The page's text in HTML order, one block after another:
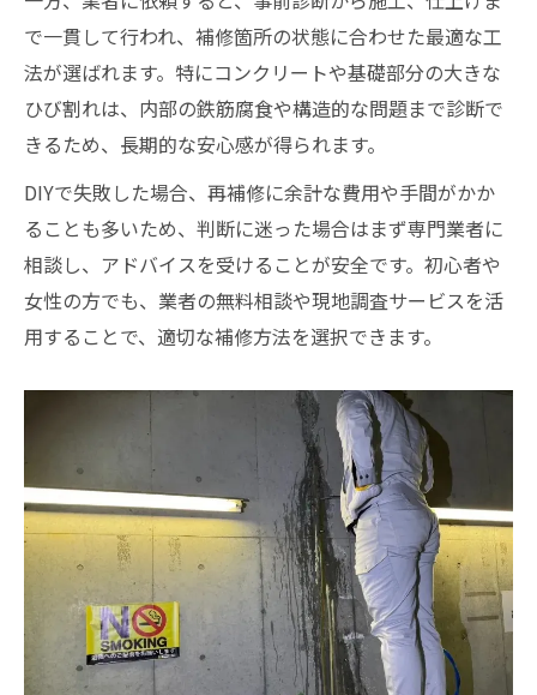
で一貫して行われ、補修箇所の状態に合わせた最適な工
法が選ばれます。特にコンクリートや基礎部分の大きな
ひび割れは、内部の鉄筋腐食や構造的な問題まで診断で
きるため、長期的な安心感が得られます。
DIYで失敗した場合、再補修に余計な費用や手間がかか
ることも多いため、判断に迷った場合はまず専門業者に
相談し、アドバイスを受けることが安全です。初心者や
女性の方でも、業者の無料相談や現地調査サービスを活
用することで、適切な補修方法を選択できます。